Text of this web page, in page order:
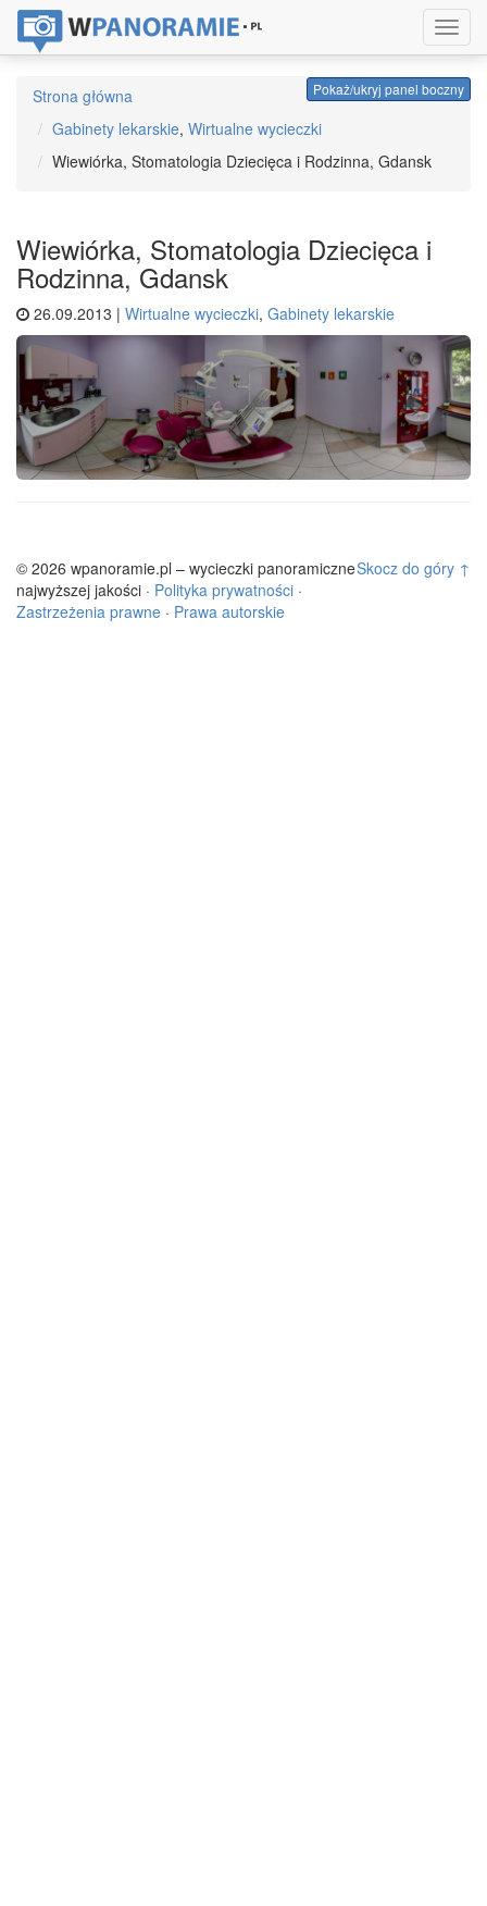
Pokaż/ukryj panel boczny
Strona główna
Gabinety lekarskie, Wirtualne wycieczki
Wiewiórka, Stomatologia Dziecięca i Rodzinna, Gdansk
Wiewiórka, Stomatologia Dziecięca i
Rodzinna, Gdansk
26.09.2013 | Wirtualne wycieczki, Gabinety lekarskie
Skocz do góry ↑
© 2026 wpanoramie.pl – wycieczki panoramiczne
najwyższej jakości · Polityka prywatności ·
Zastrzeżenia prawne · Prawa autorskie